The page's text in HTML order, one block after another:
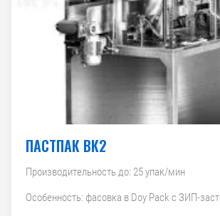
ПАСТПАК ВК2
Производительность до: 25 упак/мин
Особенность: фасовка в Doy Pack с ЗИП-